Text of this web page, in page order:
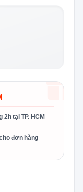
2h tại TP. HCM
đơn hàng